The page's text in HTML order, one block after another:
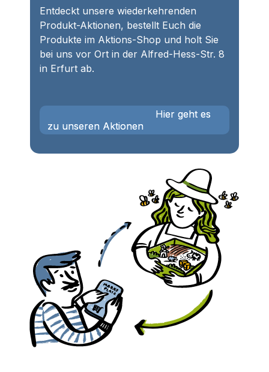
Entdeckt unsere wiederkehrenden
Produkt-Aktionen, bestellt Euch die
Produkte im Aktions-Shop und holt Sie
bei uns vor Ort in der Alfred-Hess-Str. 8
in Erfurt ab.
zu unseren Aktionen